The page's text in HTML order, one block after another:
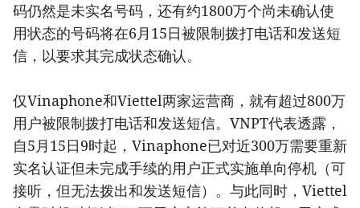
码仍然是未实名号码，还有约1800万个尚未确认使
用状态的号码将在6月15日被限制拨打电话和发送短
信，以要求其完成状态确认。
仅Vinaphone和Viettel两家运营商，就有超过800万
用户被限制拨打电话和发送短信。VNPT代表透露，
自5月15日9时起，Vinaphone已对近300万需要重新
实名认证但未完成手续的用户正式实施单向停机（可
接听，但无法拨出和发送短信）。与此同时，Viettel